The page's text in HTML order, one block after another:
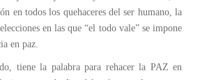
en todos los quehaceres del ser humano, la
en las que “el todo vale” se impone
en paz.
tiene la palabra para rehacer la PAZ en